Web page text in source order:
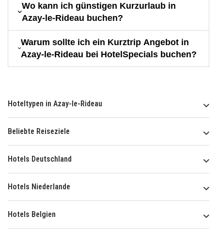
Wo kann ich günstigen Kurzurlaub in
Azay-le-Rideau buchen?
Warum sollte ich ein Kurztrip Angebot in
Azay-le-Rideau bei HotelSpecials buchen?
Hoteltypen in Azay-le-Rideau
Beliebte Reiseziele
Hotels Deutschland
Hotels Niederlande
Hotels Belgien